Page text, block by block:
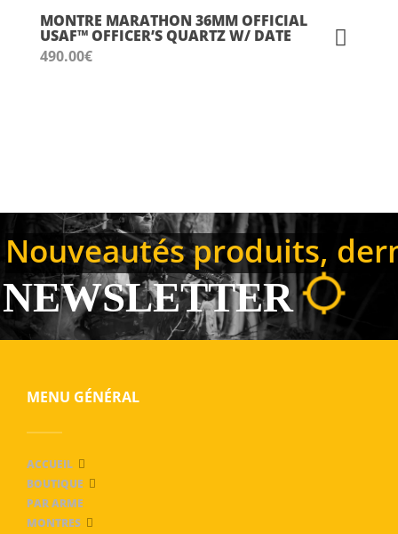
MONTRE MARATHON 36MM OFFICIAL
USAF™ OFFICER’S QUARTZ W/ DATE
490.00€
Nouveautés produits,
NEWSLETTER
MENU GÉNÉRAL
ACCUEIL
BOUTIQUE
PAR ARME
MONTRES